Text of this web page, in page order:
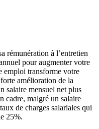
rémunération à l’entretien
pour augmenter votre
emploi transforme votre
amélioration de la
salaire mensuel net plus
cadre, malgré un salaire
de charges salariales qui
25%.